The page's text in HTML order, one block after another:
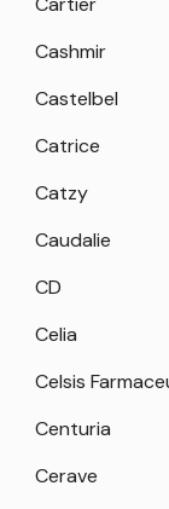
Cashmir
Castelbel
Catrice
Catzy
Caudalie
CD
Celia
Celsis
Centuria
Cerave